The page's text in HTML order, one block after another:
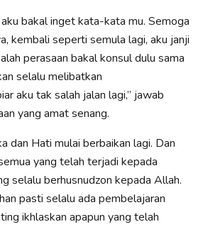
bakal inget kata-kata mu. Semoga
kembali seperti semula lagi, aku janji
perasaan bakal konsul dulu sama
selalu melibatkan
aku tak salah jalan lagi,” jawab
yang amat senang.
dan Hati mulai berbaikan lagi. Dan
yang telah terjadi kepada
selalu berhusnudzon kepada Allah.
pasti selalu ada pembelajaran
ikhlaskan apapun yang telah